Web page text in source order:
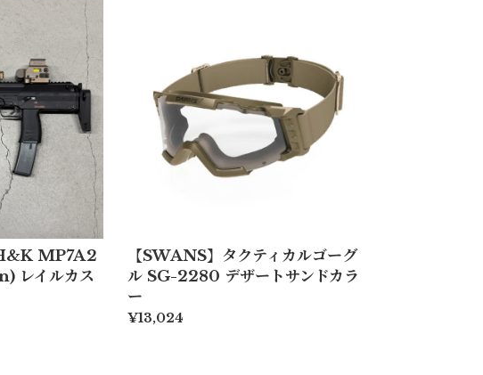
MP7A2
レイルカス
【SWANS】タクティカルゴーグ
ル SG-2280 デザートサンドカラ
ー
¥13,024